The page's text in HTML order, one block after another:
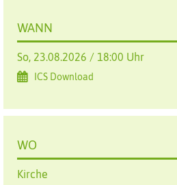
WANN
So, 23.08.2026 / 18:00 Uhr
ICS Download
WO
Kirche